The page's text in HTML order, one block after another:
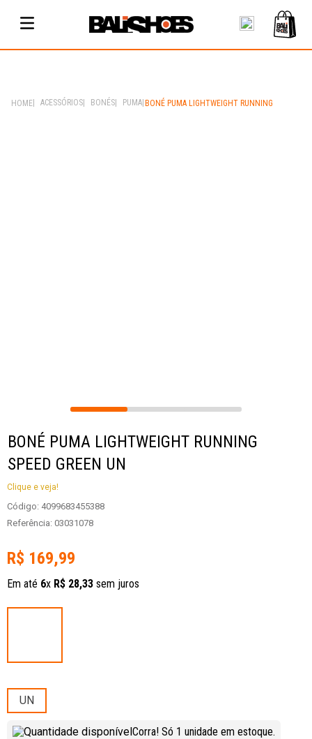
ACESSÓRIOS BONÉS PUMA BONÉ PUMA LIGHTWEIGHT RUNNING
BONÉ PUMA LIGHTWEIGHT RUNNING
SPEED GREEN UN
Clique e veja!
Código: 4099683455388
Referência: 03031078
R$ 169,99
Em até 6x R$ 28,33 sem juros
UN
Corra! Só 1 unidade em estoque.